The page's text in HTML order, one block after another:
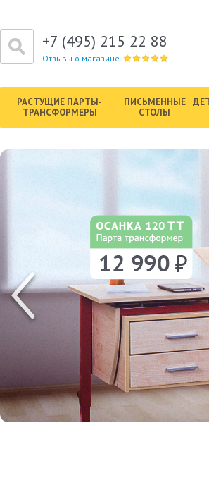
+7 (495) 215 22 88
Отзывы о магазине
РАСТУЩИЕ ПАРТЫ-
ТРАНСФОРМЕРЫ
ПИСЬМЕННЫЕ
СТОЛЫ